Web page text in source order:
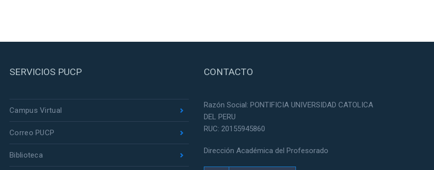
SERVICIOS PUCP
Campus Virtual
Correo PUCP
Biblioteca
CONTACTO
Razón Social: PONTIFICIA UNIVERSIDAD CATOLICA
DEL PERU
RUC: 20155945860
Dirección Académica del Profesorado